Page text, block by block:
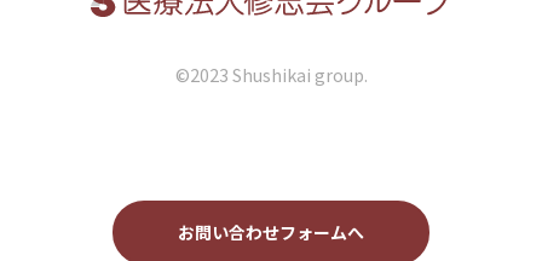
お問い合わせフォームへ
©︎2023 Shushikai group.